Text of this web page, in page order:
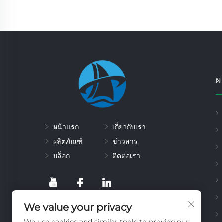
หน้าแรก
เกี่ยวกับเรา
ผลิตภัณฑ์
ข่าวสาร
บล็อก
ติดต่อเรา
We value your privacy